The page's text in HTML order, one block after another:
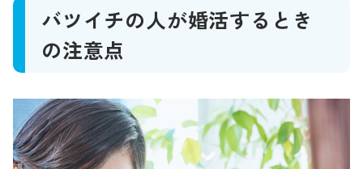
バツイチの人が婚活するとき
の注意点